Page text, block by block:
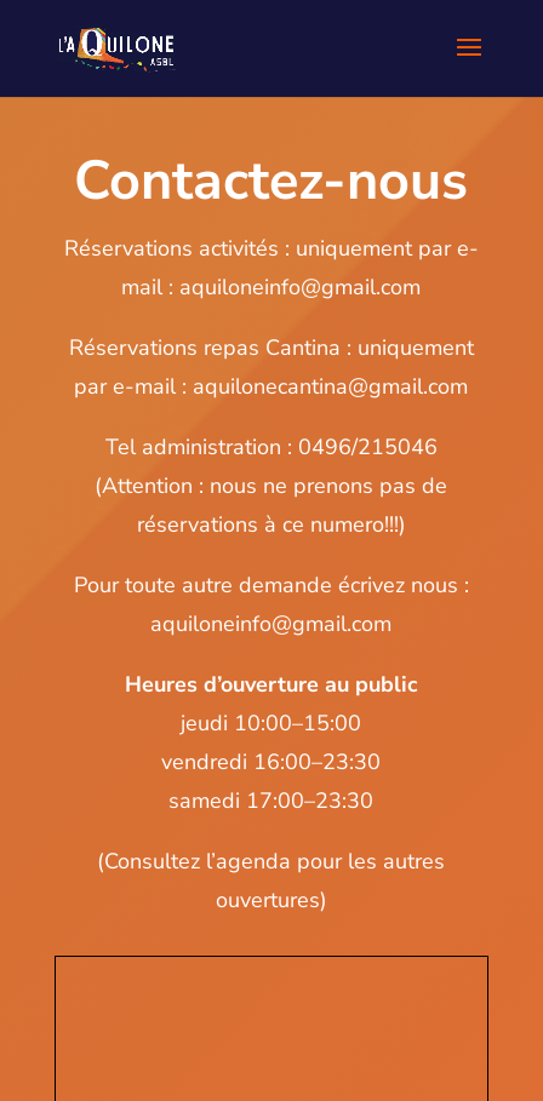
Contactez-nous
Réservations activités : uniquement par e-
mail : aquiloneinfo@gmail.com
Réservations repas Cantina : uniquement
par e-mail : aquilonecantina@gmail.com
Tel administration : 0496/215046
(Attention : nous ne prenons pas de
réservations à ce numero!!!)
Pour toute autre demande écrivez nous :
aquiloneinfo@gmail.com
Heures d’ouverture au public
jeudi 10:00–15:00
vendredi 16:00–23:30
samedi 17:00–23:30
(Consultez l’agenda pour les autres
ouvertures)